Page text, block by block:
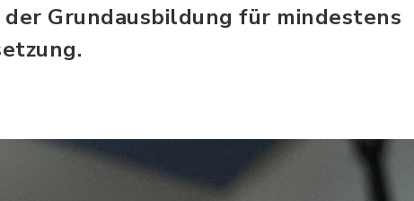
Grundausbildung für mindestens